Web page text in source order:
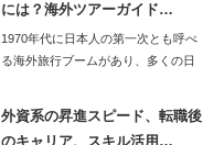
には？海外ツアーガイド…
1970年代に日本人の第一次とも呼べ
る海外旅行ブームがあり、多くの日
外資系の昇進スピード、転職後
のキャリア、スキル活用…